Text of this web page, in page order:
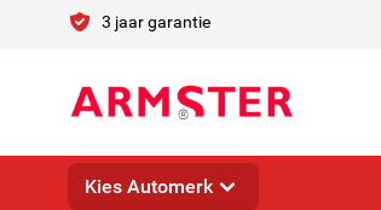
Ga naar de inhoud3 jaar garantie
Kies Automerk